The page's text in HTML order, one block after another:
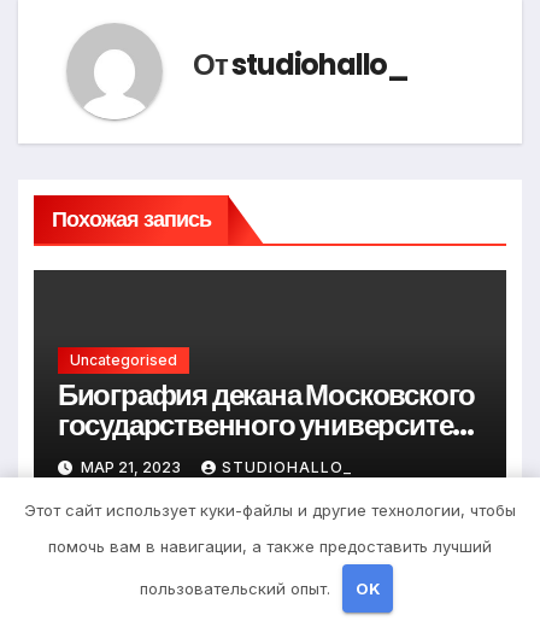
Отstudiohallo_
Похожая запись
Uncategorised
Биография декана Московского
государственного университета
Андрея Сидорова — от студента
до руководителя
МАР 21, 2023 STUDIOHALLO_
Этот сайт использует куки-файлы и другие технологии, чтобы
помочь вам в навигации, а также предоставить лучший
пользовательский опыт. OK